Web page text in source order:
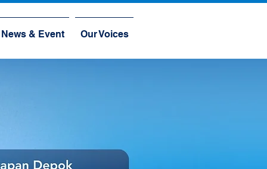
News & Event Our Voices